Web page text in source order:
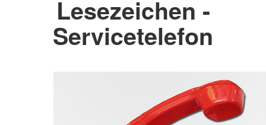
Lesezeichen -
Servicetelefon